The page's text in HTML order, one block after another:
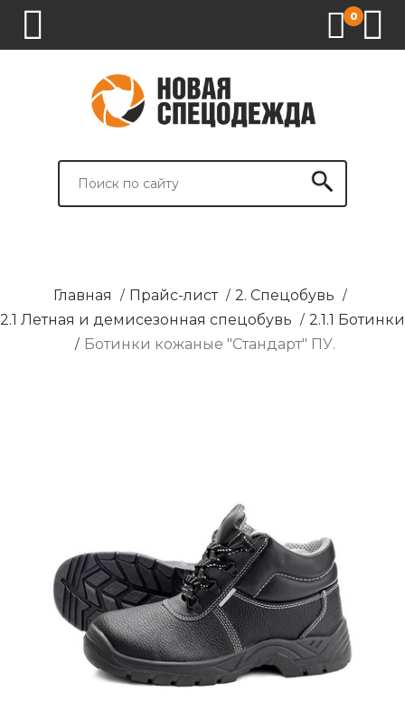
0
СПЕЦОДЕЖДА
СПЕЦОБУВЬ
СРЕДСТВА
ВСПОМОГАТЕЛЬНЫЕ
БРЕНДИРОВАНИЕ
Главная / Прайс-лист / 2. Спецобувь /
2.1 Летная и демисезонная спецобувь / 2.1.1 Ботинки
/ Ботинки кожаные "Стандарт" ПУ.